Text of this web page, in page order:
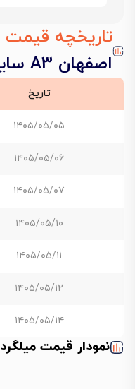
تاریخچه قیمت
اصفهان A3 سایز 14
تاریخ
۱۴۰۵/۰۵/۰۵
۱۴۰۵/۰۵/۰۶
۱۴۰۵/۰۵/۰۷
۱۴۰۵/۰۵/۱۰
۱۴۰۵/۰۵/۱۱
۱۴۰۵/۰۵/۱۲
۱۴۰۵/۰۵/۱۴
نمودار قیمت میلگرد 14 اصفهان